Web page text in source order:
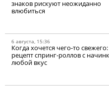
знаков рискуют неожиданно
влюбиться
6 августа, 15:36
Когда хочется чего-то свежего:
рецепт спринг-роллов с
любой вкус